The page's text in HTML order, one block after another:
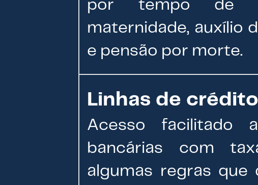
por tempo de
maternidade, auxílio
e pensão por morte.
Linhas de
Acesso facilitado
bancárias com
algumas regras que